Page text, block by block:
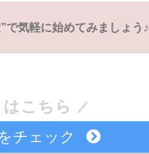
で気軽に始めてみましょう♪
こちら
チェック